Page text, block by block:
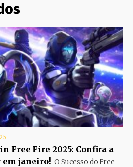
Free Fire 2025: Confira a
em janeiro! O Sucesso do Free